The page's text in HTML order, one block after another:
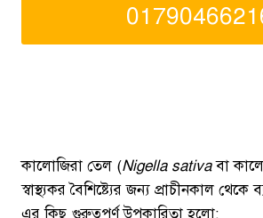
কালোজিরা তেল (Nigella sativaবা
স্বাস্থ্যকর বৈশিষ্ট্যের জন্য প্রাচীনকাল